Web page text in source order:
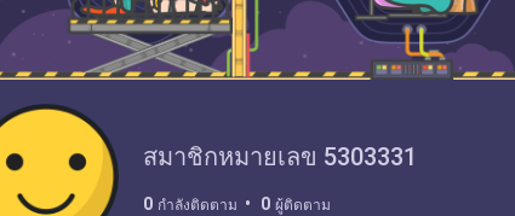
สมาชิกหมายเลข 5303331
0 กำลังติดตาม 0 ผู้ติดตาม